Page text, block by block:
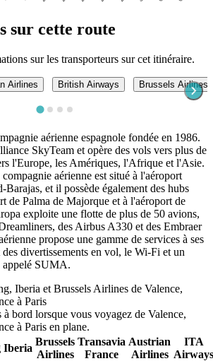
sur cette route
sur les transporteurs sur cet itinéraire.
Airlines British Airways Brussels Airlines
aérienne espagnole fondée en 1986.
SkyTeam et opère des vols vers plus de
l'Europe, les Amériques, l'Afrique et l'Asie.
aérienne est situé à l'aéroport
et il possède également des hubs
de Palma de Majorque et à l'aéroport de
exploite une flotte de plus de 50 avions,
des Airbus A330 et des Embraer
propose une gamme de services à ses
des divertissements en vol, le Wi-Fi et un
appelé SUMA.
Iberia et Brussels Airlines de Valence,
à Paris
à bord lorsque vous voyagez de Valence,
à Paris en plane.
Iberia
Brussels
Airlines
Transavia
France
Austrian
Airlines
ITA
Airways